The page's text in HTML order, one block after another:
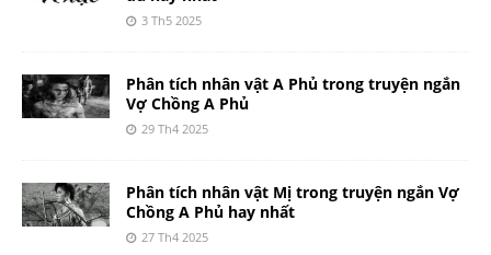
3 Th5 2025
Phân tích nhân vật A Phủ trong truyện ngắn
Vợ Chồng A Phủ
29 Th4 2025
Phân tích nhân vật Mị trong truyện ngắn Vợ
Chồng A Phủ hay nhất
27 Th4 2025